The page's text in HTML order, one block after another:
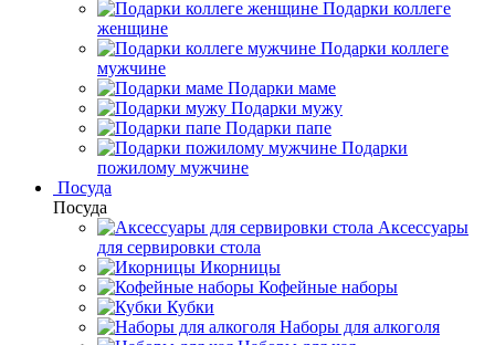
Подарки коллеге
женщине
Подарки коллеге
мужчине
Подарки маме
Подарки мужу
Подарки папе
Подарки
пожилому мужчине
Посуда
Посуда
Аксессуары
для сервировки стола
Икорницы
Кофейные наборы
Кубки
Наборы для алкоголя